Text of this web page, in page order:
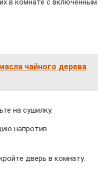
в комнате с включенным
чайного дерева
на сушилку.
напротив
дверь в комнату.